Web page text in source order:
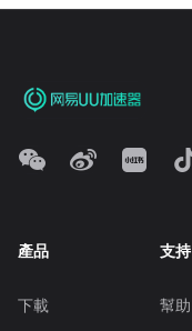
產品
下載
支持
幫助